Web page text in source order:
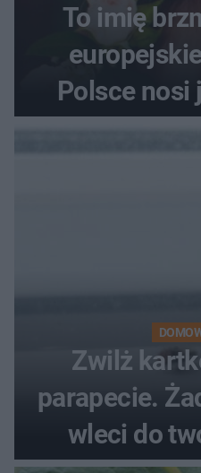
To imię
Polsce nosi
Zwilż
parapecie.
wleci do